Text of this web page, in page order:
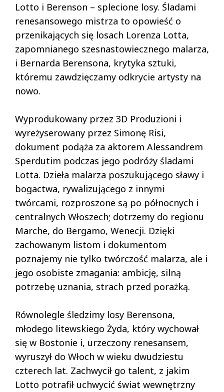
Lotto i Berenson – splecione losy. Śladami
renesansowego mistrza to opowieść o
przenikających się losach Lorenza Lotta,
zapomnianego szesnastowiecznego malarza,
i Bernarda Berensona, krytyka sztuki,
któremu zawdzięczamy odkrycie artysty na
nowo.
Wyprodukowany przez 3D Produzioni i
wyreżyserowany przez Simonę Risi,
dokument podąża za aktorem Alessandrem
Sperdutim podczas jego podróży śladami
Lotta. Dzieła malarza poszukującego sławy i
bogactwa, rywalizującego z innymi
twórcami, rozproszone są po północnych i
centralnych Włoszech; dotrzemy do regionu
Marche, do Bergamo, Wenecji. Dzięki
zachowanym listom i dokumentom
poznajemy nie tylko twórczość malarza, ale i
jego osobiste zmagania: ambicję, silną
potrzebę uznania, strach przed porażką.
Równolegle śledzimy losy Berensona,
młodego litewskiego Żyda, który wychował
się w Bostonie i, urzeczony renesansem,
wyruszył do Włoch w wieku dwudziestu
czterech lat. Zachwycił go talent, z jakim
Lotto potrafił uchwycić świat wewnętrzny